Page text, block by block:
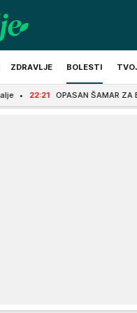
ZDRAVLJE BOLESTI
OPASAN ŠAMAR ZA